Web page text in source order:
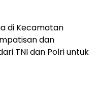
di Kecamatan
dan
TNI dan Polri untuk